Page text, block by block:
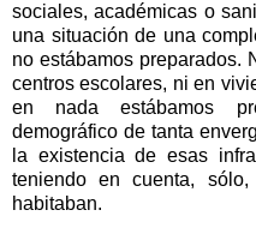
sociales, académicas o
una situación de una
no estábamos preparados.
centros escolares, ni en
en nada estábamos
demográfico de tanta
la existencia de esas
teniendo en cuenta,
habitaban.